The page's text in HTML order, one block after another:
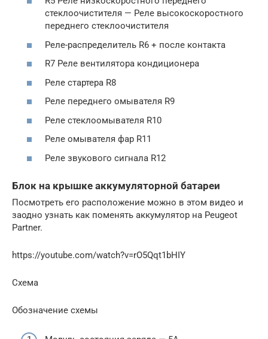
стеклоочистителя — Реле высокоскоростного
переднего стеклоочистителя
Реле-распределитель R6 + после контакта
R7 Реле вентилятора кондиционера
Реле стартера R8
Реле переднего омывателя R9
Реле стеклоомывателя R10
Реле омывателя фар R11
Реле звукового сигнала R12
Блок на крышке аккумуляторной батареи
Посмотреть его расположение можно в этом видео и
заодно узнать как поменять аккумулятор на Peugeot
Partner.
https://youtube.com/watch?v=rO5Qqt1bHIY
Схема
Обозначение схемы